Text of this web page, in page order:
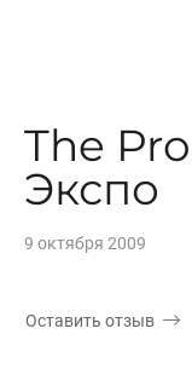
The
Экспо
9 октября 2009
Оставить отзыв